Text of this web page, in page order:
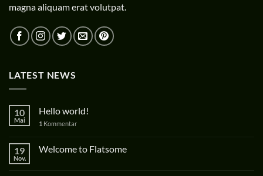
magna aliquam erat volutpat.
LATEST NEWS
10
Mai
Hello world!
1 Kommentar
19
Nov.
Welcome to Flatsome